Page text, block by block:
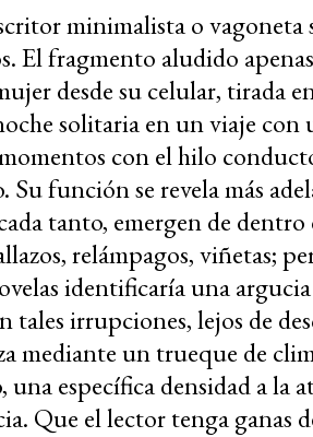
minimalista o vagoneta
El fragmento aludido
desde su celular, tirada
solitaria en un viaje con
con el hilo
Su función se revela más
tanto, emergen de
relámpagos, viñetas;
identificaría una
tales irrupciones, lejos de
mediante un trueque de
una específica densidad a la
Que el lector tenga ganas